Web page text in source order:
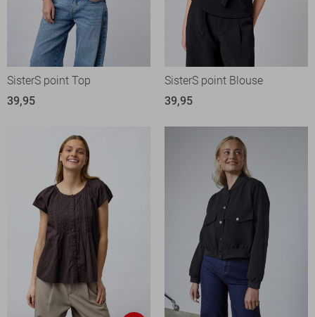
SisterS point Top
39,95
SisterS point Blouse
39,95